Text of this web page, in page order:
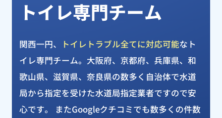
トイレ専門チーム
関西一円、 トイレトラブル全てに対応可能なト
イレ専門チーム。大阪府、京都府、兵庫県、和
歌山県、滋賀県、奈良県の数多く自治体で水道
局から指定を受けた水道局指定業者ですので安
心です。 またGoogleクチコミでも数多くの件数